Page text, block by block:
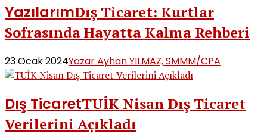
YazılarımDış Ticaret: Kurtlar
Sofrasında Hayatta Kalma Rehberi
23 Ocak 2024Yazar Ayhan YILMAZ, SMMM/CPA
Dış TicaretTUİK Nisan Dış Ticaret
Verilerini Açıkladı